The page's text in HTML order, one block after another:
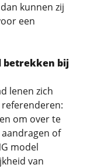
kunnen zij
een
betrekken bij
lenen zich
om over te
of
model
van